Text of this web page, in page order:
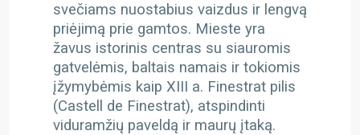
svečiams nuostabius vaizdus ir lengvą
priėjimą prie gamtos. Mieste yra
žavus istorinis centras su siauromis
gatvelėmis, baltais namais ir tokiomis
įžymybėmis kaip XIII a. Finestrat pilis
(Castell de Finestrat), atspindinti
viduramžių paveldą ir maurų įtaką.